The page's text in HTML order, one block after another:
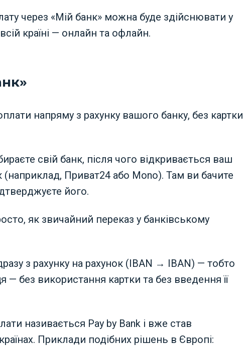
через «Мій банк» можна буде здійснювати у
країні — онлайн та офлайн.
напряму з рахунку вашого банку, без картки
свій банк, після чого відкривається ваш
(наприклад, Приват24 або Mono). Там ви бачите
його.
як звичайний переказ у банківському
з рахунку на рахунок (IBAN → IBAN) — тобто
— без використання картки та без введення її
називається Pay by Bank і вже став
Приклади подібних рішень в Європі: